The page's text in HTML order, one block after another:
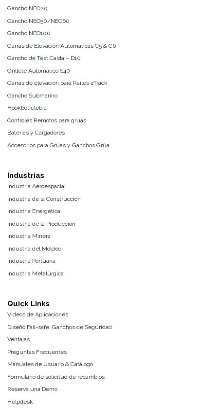
Gancho NEO20
Gancho NEO50/NEO60
Gancho NEO100
Garras de Elevación Automáticas C5 & C6
Gancho de Test Caída – D10
Grillete Automático S40
Garras de elevación para Raíles eTrack
Gancho Submarino
Hookbot elebia
Controles Remotos para gruas
Baterías y Cargadores
Accesorios para Grúas y Ganchos Grúa
Industrias
Industria Aeroespacial
Industria de la Construcción
Industria Energética
Industria de la Producción
Industria Minera
Industria del Moldeo
Industria Portuaria
Industria Metalúrgica
Quick Links
Videos de Aplicaciones
Diseño Fail-safe: Ganchos de Seguridad
Ventajas
Preguntas Frecuentes
Manuales de Usuario & Catálogo
Formulario de solicitud de recambios
Reserva una Demo
Helpdesk